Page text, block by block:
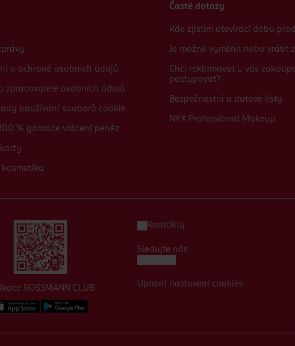
o ochraně osobních údajů
zpracovatelé osobních údajů
používání souborů cookie
% garance vrácení peněz
kosmetika
Časté dotazy
Kde zjistím otevírací dobu
Je možné vyměnit nebo vrátit
Chci reklamovat u vás
postupovat?
Bezpečnostní a datové listy
NYX Professional Makeup
ROSSMANN CLUB
Kontakty
Sledujte nás
Upravit nastavení cookies